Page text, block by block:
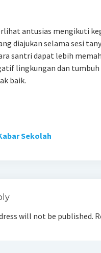
antusias mengikuti
diajukan selama sesi
santri dapat lebih
lingkungan dan
baik.
Sekolah
will not be published.